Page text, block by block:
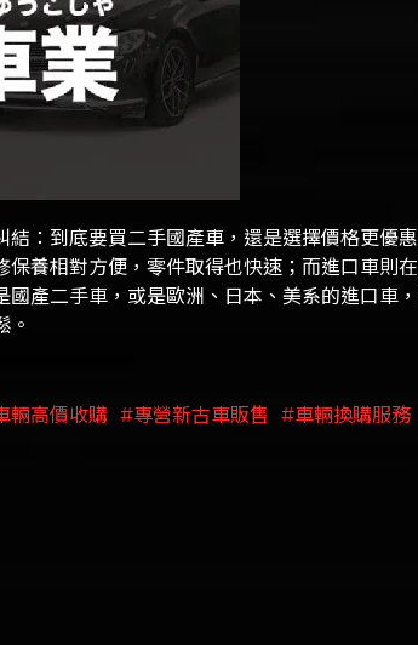
結：到底要買二手國產車，還是選擇價格更優
保養相對方便，零件取得也快速；而進口車則
國產二手車，或是歐洲、日本、美系的進口車
。
輛高價收購 #專營新古車販售 #車輛換購服務